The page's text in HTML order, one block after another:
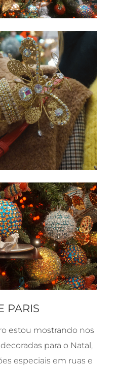
PARIS
estou mostrando nos
para o Natal,
especiais em ruas e